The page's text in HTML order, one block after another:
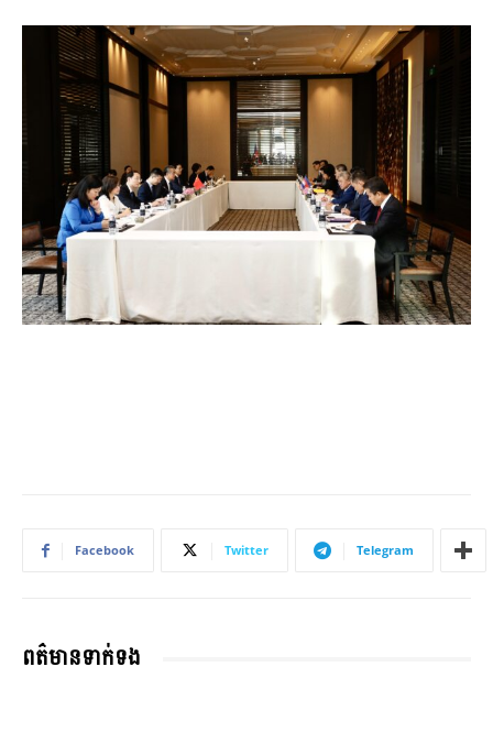
Facebook Twitter Telegram
ពត៌មានទាក់ទង